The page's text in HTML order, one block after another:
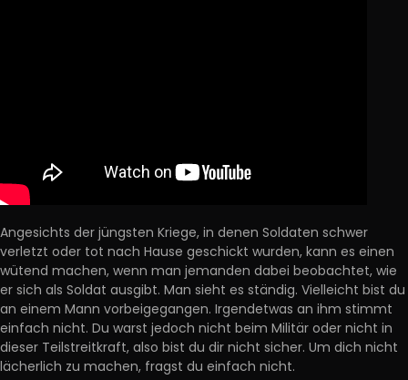
Angesichts der jüngsten Kriege, in denen Soldaten schwer
verletzt oder tot nach Hause geschickt wurden, kann es einen
wütend machen, wenn man jemanden dabei beobachtet, wie
er sich als Soldat ausgibt. Man sieht es ständig. Vielleicht bist du
an einem Mann vorbeigegangen. Irgendetwas an ihm stimmt
einfach nicht. Du warst jedoch nicht beim Militär oder nicht in
dieser Teilstreitkraft, also bist du dir nicht sicher. Um dich nicht
lächerlich zu machen, fragst du einfach nicht.